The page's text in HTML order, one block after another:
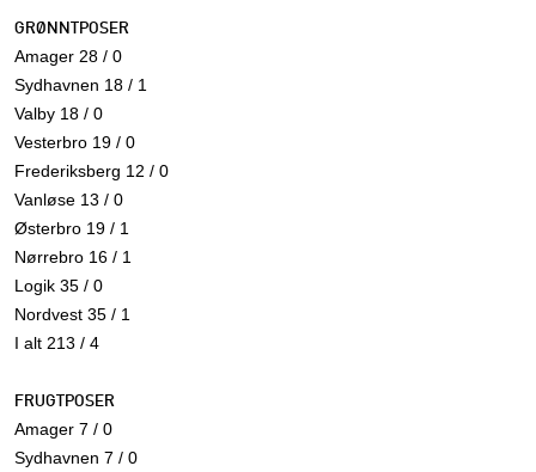
GRØNNTPOSER
Amager 28 / 0
Sydhavnen 18 / 1
Valby 18 / 0
Vesterbro 19 / 0
Frederiksberg 12 / 0
Vanløse 13 / 0
Østerbro 19 / 1
Nørrebro 16 / 1
Logik 35 / 0
Nordvest 35 / 1
I alt 213 / 4
FRUGTPOSER
Amager 7 / 0
Sydhavnen 7 / 0